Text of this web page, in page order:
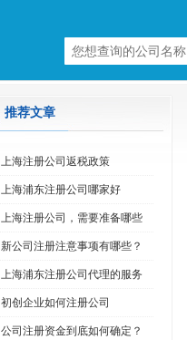
推荐文章
上海注册公司返税政策
上海浦东注册公司哪家好
上海注册公司，需要准备哪些
新公司注册注意事项有哪些？
上海浦东注册公司代理的服务
初创企业如何注册公司
公司注册资金到底如何确定？